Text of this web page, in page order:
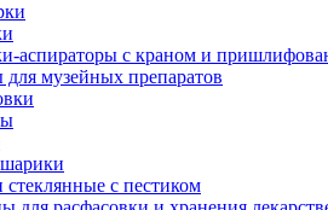
аспираторы с краном и
для музейных препаратов
стеклянные с пестиком